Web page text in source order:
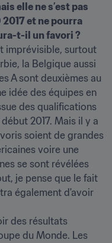
elle ne s’est pas
2017 et ne pourra
t-il un favori ?
imprévisible, surtout
la Belgique aussi
A sont deuxièmes au
idée des équipes en
des qualifications
2017. Mais il y a
soient de grandes
voire une
se sont révélées
je pense que le fait
également d'avoir
des résultats
du Monde. Les